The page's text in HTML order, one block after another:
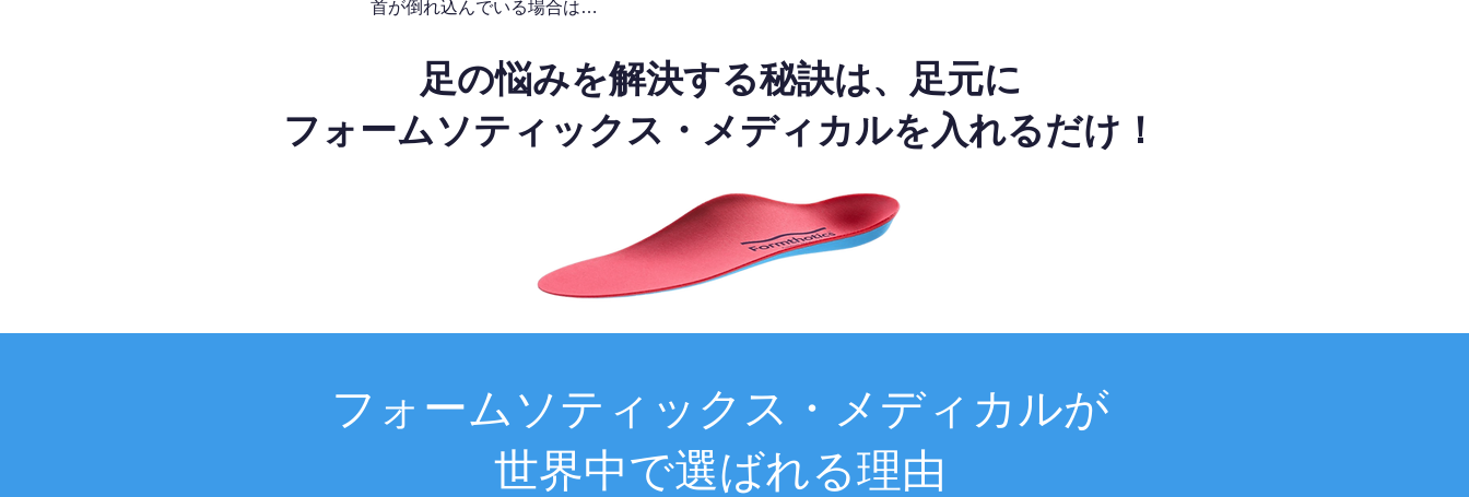
首が倒れ込んでいる場合は…
足の悩みを解決する秘訣は、足元に
フォームソティックス・メディカルを入れるだけ！
フォームソティックス・メディカルが
世界中で選ばれる理由